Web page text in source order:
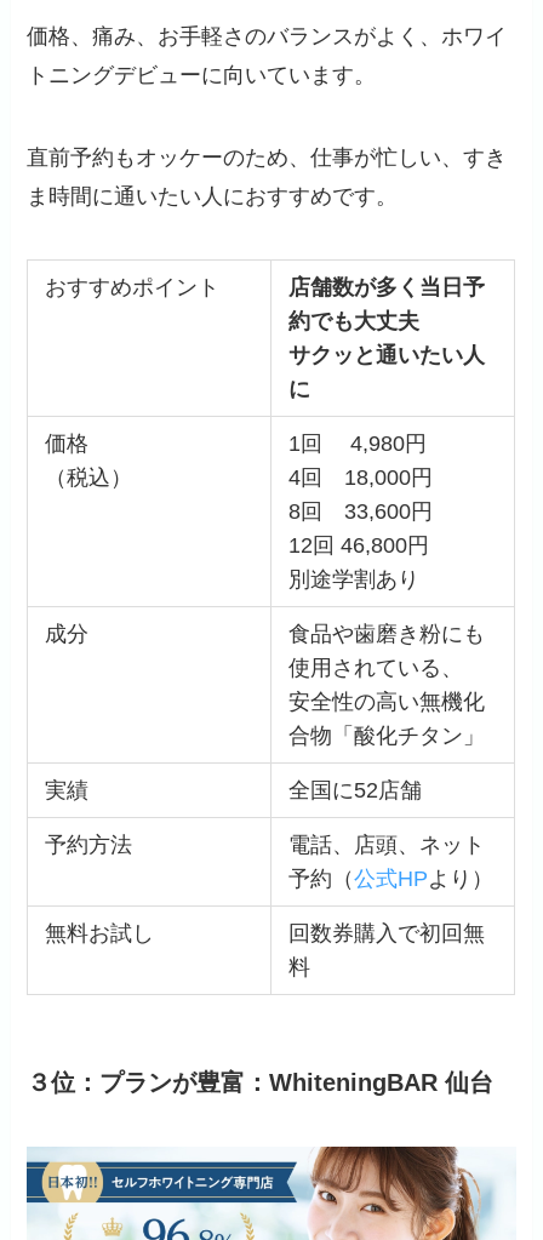
価格、痛み、お手軽さのバランスがよく、ホワイ
トニングデビューに向いています。
直前予約もオッケーのため、仕事が忙しい、すき
ま時間に通いたい人におすすめです。
おすすめポイント
店舗数が多く当日予
約でも大丈夫
サクッと通いたい人
に
価格
（税込）
1回 4,980円
4回 18,000円
8回 33,600円
12回 46,800円
別途学割あり
成分
食品や歯磨き粉にも
使用されている、
安全性の高い無機化
合物「酸化チタン」
実績 全国に52店舗
予約方法
電話、店頭、ネット
予約（公式HPより）
無料お試し
回数券購入で初回無
料
３位：プランが豊富：WhiteningBAR 仙台